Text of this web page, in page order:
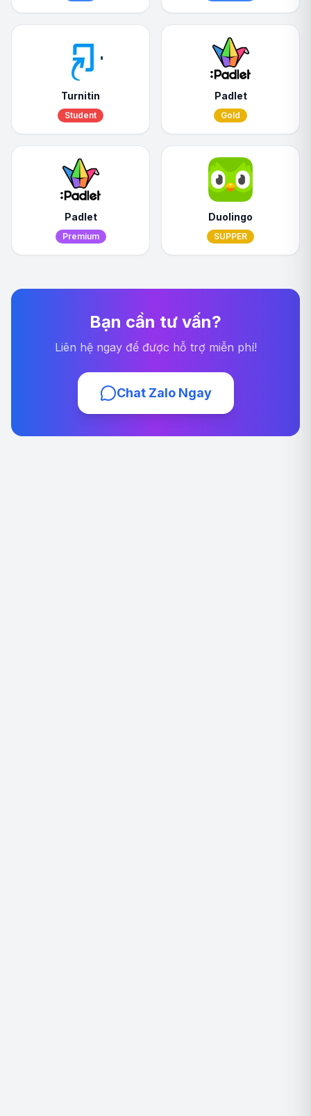
Turnitin
Student
Padlet
Gold
Padlet
Premium
Duolingo
SUPPER
Bạn cần tư vấn?
Liên hệ ngay để được hỗ trợ miễn phí!
Chat Zalo Ngay